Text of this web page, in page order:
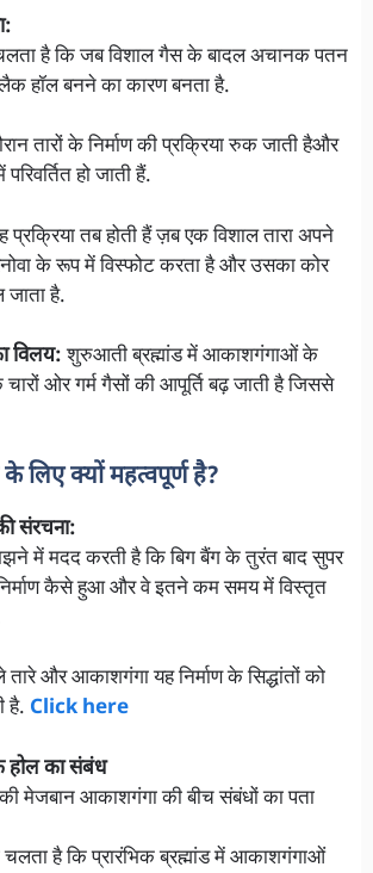
चलता है कि जब विशाल गैस के बादल अचानक पतन
हॉल बनने का कारण बनता है.
तारों के निर्माण की प्रक्रिया रुक जाती हैऔर
हो जाती हैं.
प्रक्रिया तब होती हैं ज़ब एक विशाल तारा अपने
के रूप में विस्फोट करता है और उसका कोर
है.
विलय:शुरुआती ब्रह्मांड में आकाशगंगाओं के
ओर गर्म गैसों की आपूर्ति बढ़ जाती है जिससे
लिए क्यों महत्वपूर्ण है?
संरचना:
में मदद करती है कि बिग बैंग के तुरंत बाद सुपर
कैसे हुआ और वे इतने कम समय में विस्तृत
और आकाशगंगा यह निर्माण के सिद्धांतों को
है. Click here
का संबंध
मेजबान आकाशगंगा की बीच संबंधों का पता
है कि प्रारंभिक ब्रह्मांड में आकाशगंगाओं